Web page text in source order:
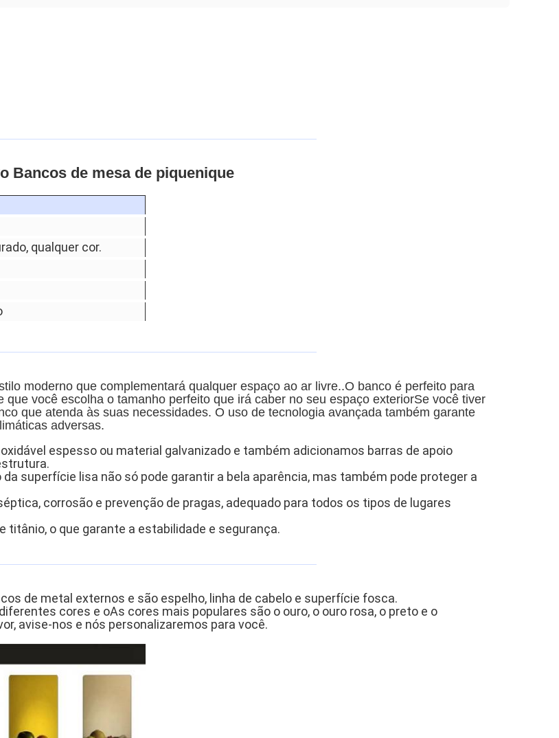
Bancos de mesa de piquenique
qualquer cor.
moderno que complementará qualquer espaço ao ar livre..O banco é perfeito para
você escolha o tamanho perfeito que irá caber no seu espaço exteriorSe você tiver
que atenda às suas necessidades. O uso de tecnologia avançada também garante
adversas.
espesso ou material galvanizado e também adicionamos barras de apoio
superfície lisa não só pode garantir a bela aparência, mas também pode proteger a
corrosão e prevenção de pragas, adequado para todos os tipos de lugares
titânio, o que garante a estabilidade e segurança.
de metal externos e são espelho, linha de cabelo e superfície fosca.
cores e oAs cores mais populares são o ouro, o ouro rosa, o preto e o
avise-nos e nós personalizaremos para você.